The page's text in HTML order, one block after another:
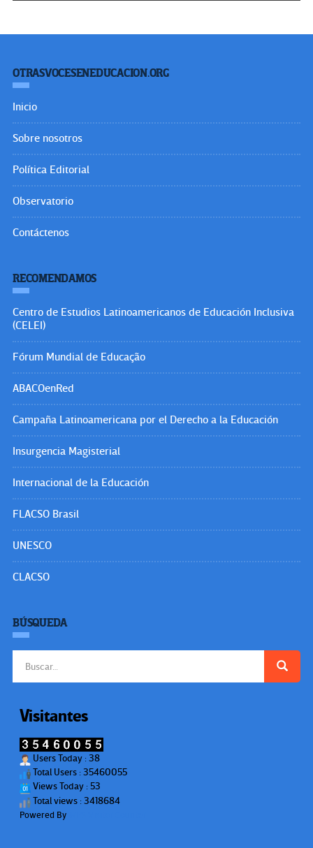
OTRASVOCESENEDUCACION.ORG
Inicio
Sobre nosotros
Política Editorial
Observatorio
Contáctenos
RECOMENDAMOS
Centro de Estudios Latinoamericanos de Educación Inclusiva
(CELEI)
Fórum Mundial de Educação
ABACOenRed
Campaña Latinoamericana por el Derecho a la Educación
Insurgencia Magisterial
Internacional de la Educación
FLACSO Brasil
UNESCO
CLACSO
BÚSQUEDA
Visitantes
Users Today : 38
Total Users : 35460055
Views Today : 53
Total views : 3418684
Powered By